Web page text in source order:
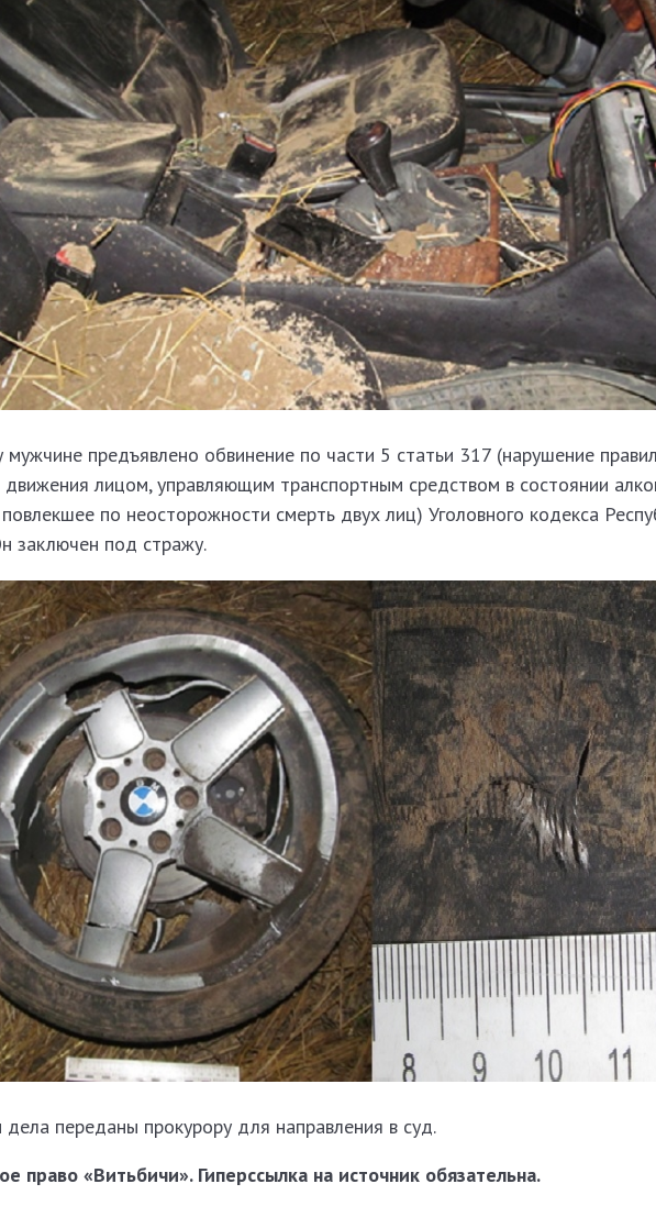
мужчине предъявлено обвинение по части 5 статьи 317 (нарушение правил
лицом, управляющим транспортным средством в состоянии
по неосторожности смерть двух лиц) Уголовного кодекса
заключен под стражу.
переданы прокурору для направления в суд.
право «Витьбичи». Гиперссылка на источник обязательна.